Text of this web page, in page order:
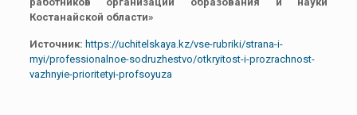
Костанайской области»
Источник: https://uchitelskaya.kz/vse-rubriki/strana-i-
myi/professionalnoe-sodruzhestvo/otkryitost-i-prozrachnost-
vazhnyie-prioritetyi-profsoyuza